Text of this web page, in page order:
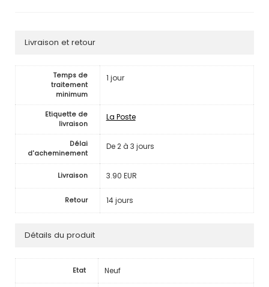
Livraison et retour
Temps de
traitement
minimum
1 jour
Etiquette de
livraison
La Poste
Délai
d'acheminement
De 2 à 3 jours
Livraison 3.90 EUR
Retour 14 jours
Détails du produit
Etat Neuf